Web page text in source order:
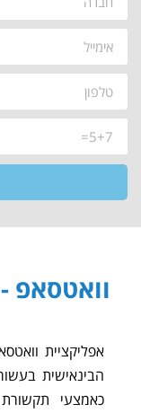
וואטסאפ
אפליקציית
הבינאישית
כאמצעי תקשורת